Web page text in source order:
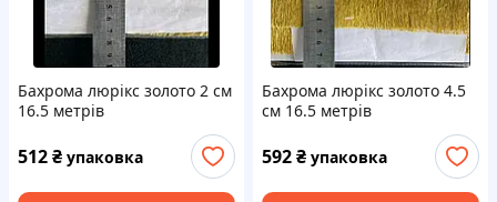
Бахрома люрікс золото 2 см
16.5 метрів
512₴ упаковка
Бахрома люрікс золото 4.5
см 16.5 метрів
592₴ упаковка